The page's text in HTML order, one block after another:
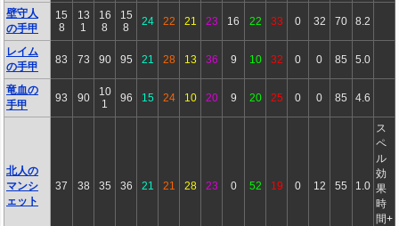
壁守人
の手甲
15
8
13
1
16
8
15
8
24 22 21 23 16 22 33 0 32 70 8.2
レイム
の手甲
83 73 90 95 21 28 13 36 9 10 32 0 0 85 5.0
竜血の
手甲
93 90
10
1
96 15 24 10 20 9 20 25 0 0 85 4.6
北人の
マンシ
ェット
37 38 35 36 21 21 28 23 0 52 19 0 12 55 1.0
ス
ペ
ル
効
果
時
間+